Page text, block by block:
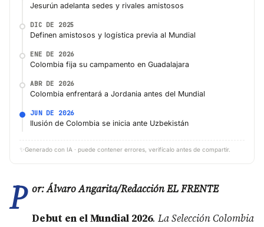
Jesurún adelanta sedes y rivales amistosos
DIC DE 2025
Definen amistosos y logística previa al Mundial
ENE DE 2026
Colombia fija su campamento en Guadalajara
ABR DE 2026
Colombia enfrentará a Jordania antes del Mundial
JUN DE 2026
Ilusión de Colombia se inicia ante Uzbekistán
✨ Generado con IA · puede contener errores, verifícalo antes de compartir.
P or: Álvaro Angarita/Redacción EL FRENTE
Debut en el Mundial 2026. La Selección Colombia